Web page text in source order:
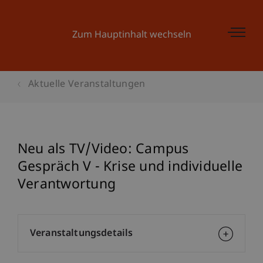
Zum Hauptinhalt wechseln
Aktuelle Veranstaltungen
Neu als TV/Video: Campus
Gespräch V - Krise und individuelle
Verantwortung
Veranstaltungsdetails